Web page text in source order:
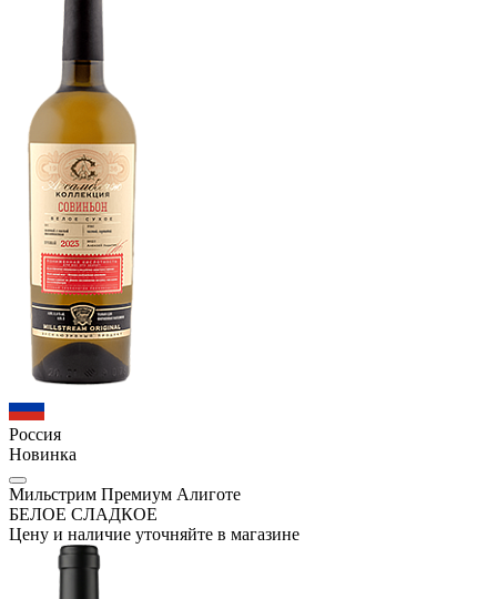
Россия
Новинка
Мильстрим Премиум Алиготе
БЕЛОЕ СЛАДКОЕ
Цену и наличие уточняйте в магазине